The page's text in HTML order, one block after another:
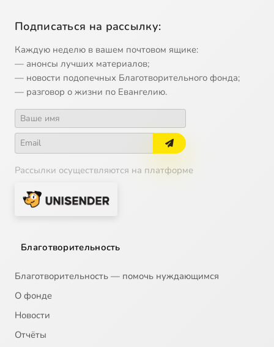
Подписаться на рассылку:
Каждую неделю в вашем почтовом ящике:
— анонсы лучших материалов;
— новости подопечных Благотворительного фонда;
— разговор о жизни по Евангелию.
Рассылки осуществляются на платформе
Благотворительность
Благотворительность — помочь нуждающимся
О фонде
Новости
Отчёты